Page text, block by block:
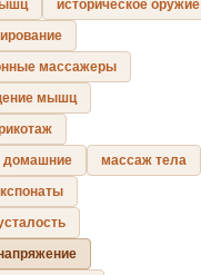
историческое оружие
массажеры
мышц
массаж тела